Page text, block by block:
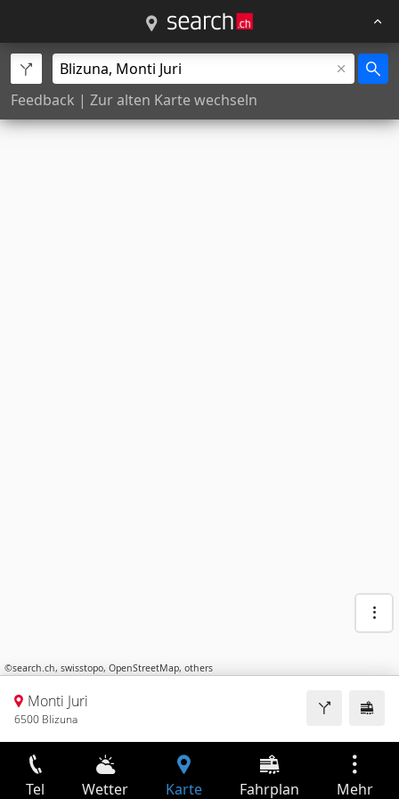
Feedback | Zur alten Karte wechseln
©search.ch, swisstopo, OpenStreetMap, others
Monti Juri
6500 Blizuna
Tel Wetter Karte Fahrplan Mehr